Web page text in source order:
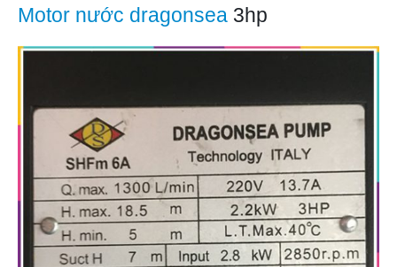
Motor nước dragonsea 3hp